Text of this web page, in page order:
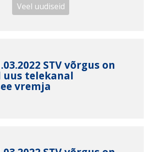
Veel uudiseid
STV võrgus on
uus telekanal
vremja